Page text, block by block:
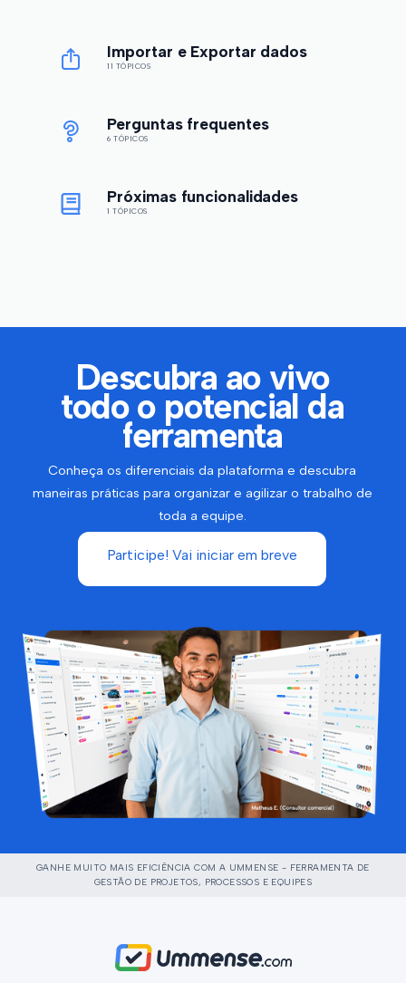
Importar e Exportar dados
11 TÓPICOS
Perguntas frequentes
6 TÓPICOS
Próximas funcionalidades
1 TÓPICOS
Descubra ao vivo
todo o potencial da
ferramenta
Conheça os diferenciais da plataforma e descubra
maneiras práticas para organizar e agilizar o trabalho de
toda a equipe.
Participe! Vai iniciar em breve
GANHE MUITO MAIS EFICIÊNCIA COM A UMMENSE - FERRAMENTA DE
GESTÃO DE PROJETOS, PROCESSOS E EQUIPES